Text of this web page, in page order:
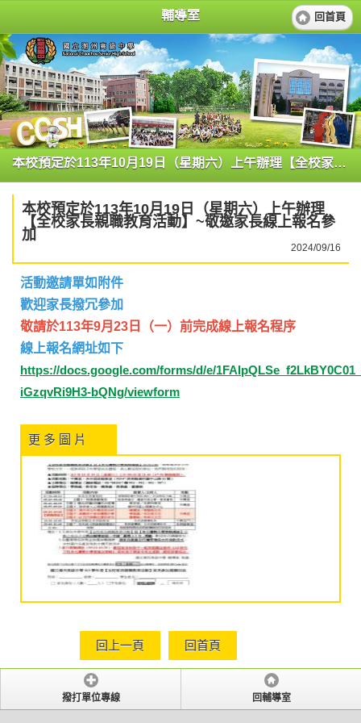
輔導室 回首頁
本校預定於113年10月19日（星期六）上午辦理【全校家長親職教育活動】~敬邀家長線上報名參加
本校預定於113年10月19日（星期六）上午辦理
【全校家長親職教育活動】~敬邀家長線上報名參
加
2024/09/16
活動邀請單如附件
歡迎家長撥冗參加
敬請於113年9月23日（一）前完成線上報名程序
線上報名網址如下
https://docs.google.com/forms/d/e/
iGzqvRi9H3-bQNg/viewform
更 多 圖 片
回上一頁 回首頁
撥打單位專線 回輔導室